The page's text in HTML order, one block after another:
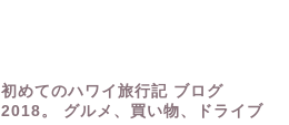
初めてのハワイ旅行記 ブログ
2018。 グルメ、買い物、ドライブ